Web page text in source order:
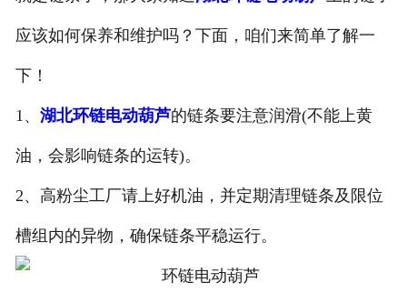
应该如何保养和维护吗？下面，咱们来简单了解一
下！
1、 湖北环链电动葫芦的链条要注意润滑(不能上黄
油，会影响链条的运转)。
2、高粉尘工厂请上好机油，并定期清理链条及限位
槽组内的异物，确保链条平稳运行。